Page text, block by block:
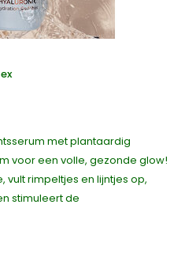
met plantaardig
voor een volle, gezonde glow!
vult rimpeltjes en lijntjes op,
stimuleert de